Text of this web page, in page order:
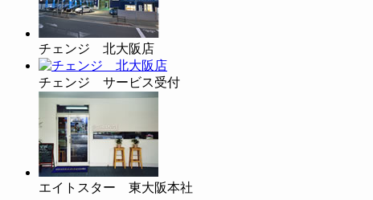
チェンジ 北大阪店
チェンジ サービス受付
エイトスター 東大阪本社